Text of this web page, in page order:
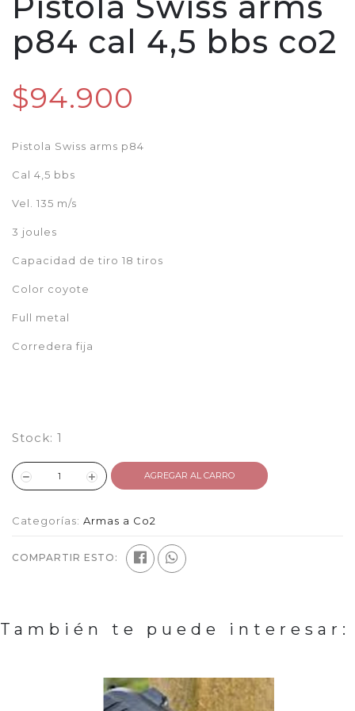
p84 cal 4,5 bbs co2
$94.900
Pistola Swiss arms p84
Cal 4,5 bbs
Vel. 135 m/s
3 joules
Capacidad de tiro 18 tiros
Color coyote
Full metal
Corredera fija
Stock: 1
AGREGAR AL CARRO
Categorías: Armas a Co2
COMPARTIR ESTO:
También te puede interesar: